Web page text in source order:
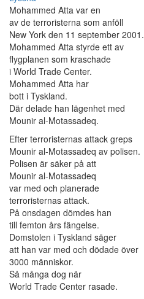
Mohammed Atta var en
av de terroristerna som anföll
New York den 11 september 2001.
Mohammed Atta styrde ett av
flygplanen som kraschade
i World Trade Center.
Mohammed Atta har
bott i Tyskland.
Där delade han lägenhet med
Mounir al-Motassadeq.
Efter terroristernas attack greps
Mounir al-Motassadeq av polisen.
Polisen är säker på att
Mounir al-Motassadeq
var med och planerade
terroristernas attack.
På onsdagen dömdes han
till femton års fängelse.
Domstolen i Tyskland säger
att han var med och dödade över
3000 människor.
Så många dog när
World Trade Center rasade.